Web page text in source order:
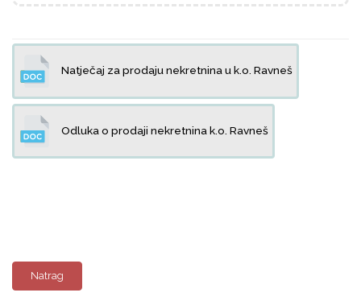
Natječaj za prodaju nekretnina u k.o. Ravneš
Odluka o prodaji nekretnina k.o. Ravneš
Natrag